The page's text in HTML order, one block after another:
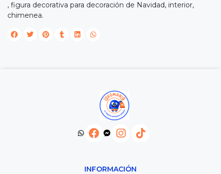
, figura decorativa para decoración de Navidad, interior,
chimenea.
INFORMACIÓN